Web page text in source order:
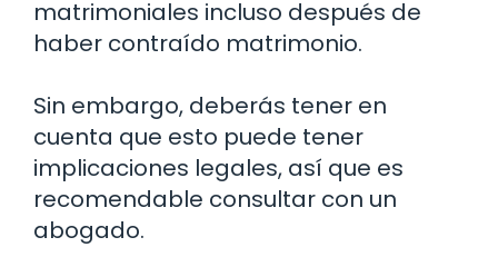
matrimoniales incluso después de
haber contraído matrimonio.
Sin embargo, deberás tener en
cuenta que esto puede tener
implicaciones legales, así que es
recomendable consultar con un
abogado.